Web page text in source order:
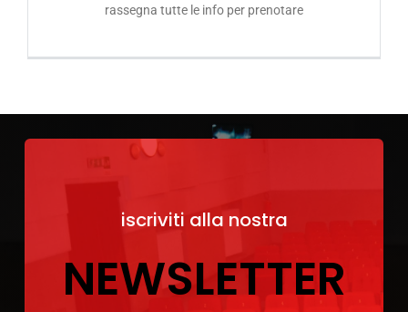
rassegna tutte le info per prenotare
iscriviti alla nostra
NEWSLETTER